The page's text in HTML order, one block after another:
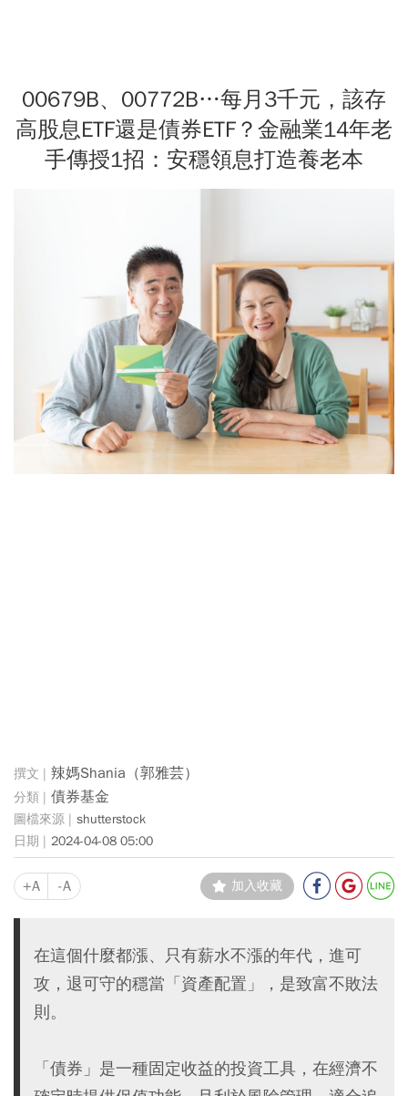
00679B、00772B…每月3千元，該存
高股息ETF還是債券ETF？金融業14年老
手傳授1招：安穩領息打造養老本
辣媽Shania（郭雅芸）
債券基金
shutterstock
2024-04-08 05:00
+A -A 加入收藏
在這個什麼都漲、只有薪水不漲的年代，進可
攻，退可守的穩當「資產配置」，是致富不敗法
則。
「債券」是一種固定收益的投資工具，在經濟不